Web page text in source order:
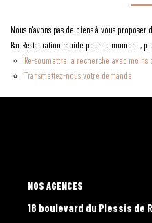
LE
Créer une alerte
Nous n'avons pas de biens à vous
Bar Restauration rapide pour le moment ,
Re-soumettre la recherche avec moins
Transmettez-nous votre demande
L'AGENCE
18 boulevard du Plessis de